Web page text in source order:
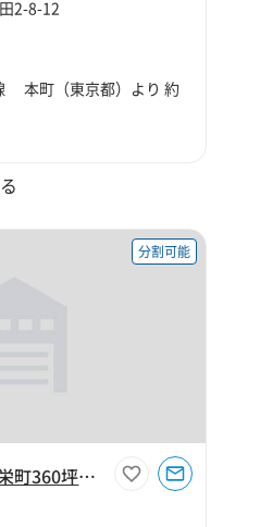
2-8-12
本町（東京都）より 約
分割可能
【東京都北区】北区栄町360坪倉庫